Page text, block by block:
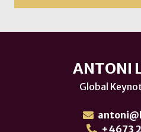
ANTONI
Global
+4673